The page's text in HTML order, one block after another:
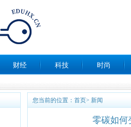
财经 科技 时尚
您当前的位置： 首页> 新闻
零碳如何